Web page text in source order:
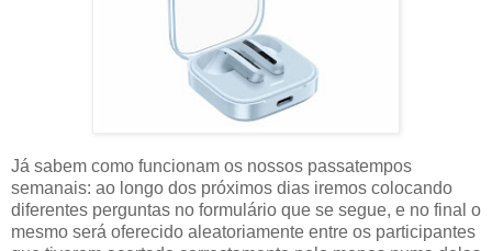
Já sabem como funcionam os nossos passatempos
semanais: ao longo dos próximos dias iremos colocando
diferentes perguntas no formulário que se segue, e no final o
mesmo será oferecido aleatoriamente entre os participantes